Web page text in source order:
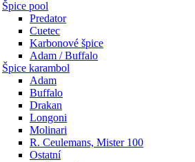
Špice pool
Predator
Cuetec
Karbonové špice
Adam / Buffalo
Špice karambol
Adam
Buffalo
Drakan
Longoni
Molinari
R. Ceulemans, Mister 100
Ostatní